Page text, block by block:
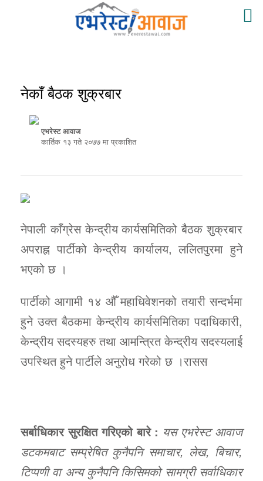
नेकाँ बैठक शुक्रबार
एभरेस्ट आवाज
कार्तिक १३ गते २०७७ मा प्रकाशित
नेपाली काँग्रेस केन्द्रीय कार्यसमितिको बैठक शुक्रबार
अपराह्न पार्टीको केन्द्रीय कार्यालय, ललितपुरमा हुने
भएको छ ।
पार्टीको आगामी १४ औँ महाधिवेशनको तयारी सन्दर्भमा
हुने उक्त बैठकमा केन्द्रीय कार्यसमितिका पदाधिकारी,
केन्द्रीय सदस्यहरु तथा आमन्त्रित केन्द्रीय सदस्यलाई
उपस्थित हुने पार्टीले अनुरोध गरेको छ ।रासस
सर्बाधिकार सुरक्षित गरिएको बारे : यस एभरेस्ट आवाज
डटकमबाट सम्प्रेषित कुनैपनि समाचार, लेख, बिचार,
टिप्पणी वा अन्य कुनैपनि किसिमको सामग्री सर्वाधिकार